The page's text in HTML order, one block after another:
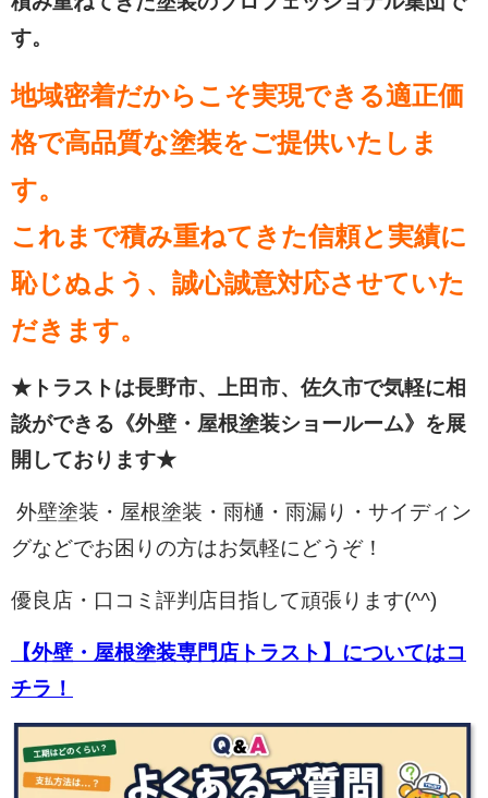
す。
地域密着だからこそ実現できる適正価
格で高品質な塗装をご提供いたしま
す。
これまで積み重ねてきた信頼と実績に
恥じぬよう、誠心誠意対応させていた
だきます。
★トラストは長野市、上田市、佐久市で気軽に相
談ができる《外壁・屋根塗装ショールーム》を展
開しております★
外壁塗装・屋根塗装・雨樋・雨漏り・サイディン
グなどでお困りの方はお気軽にどうぞ！
優良店・口コミ評判店目指して頑張ります(^^)
【外壁・屋根塗装専門店トラスト】についてはコ
チラ！